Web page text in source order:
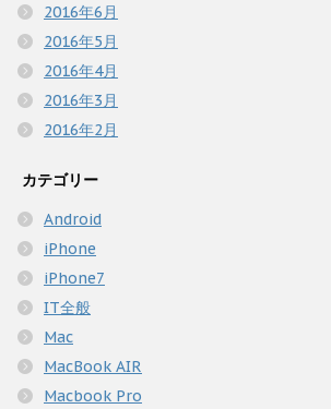
2016年6月
2016年5月
2016年4月
2016年3月
2016年2月
カテゴリー
Android
iPhone
iPhone7
IT全般
Mac
MacBook AIR
Macbook Pro